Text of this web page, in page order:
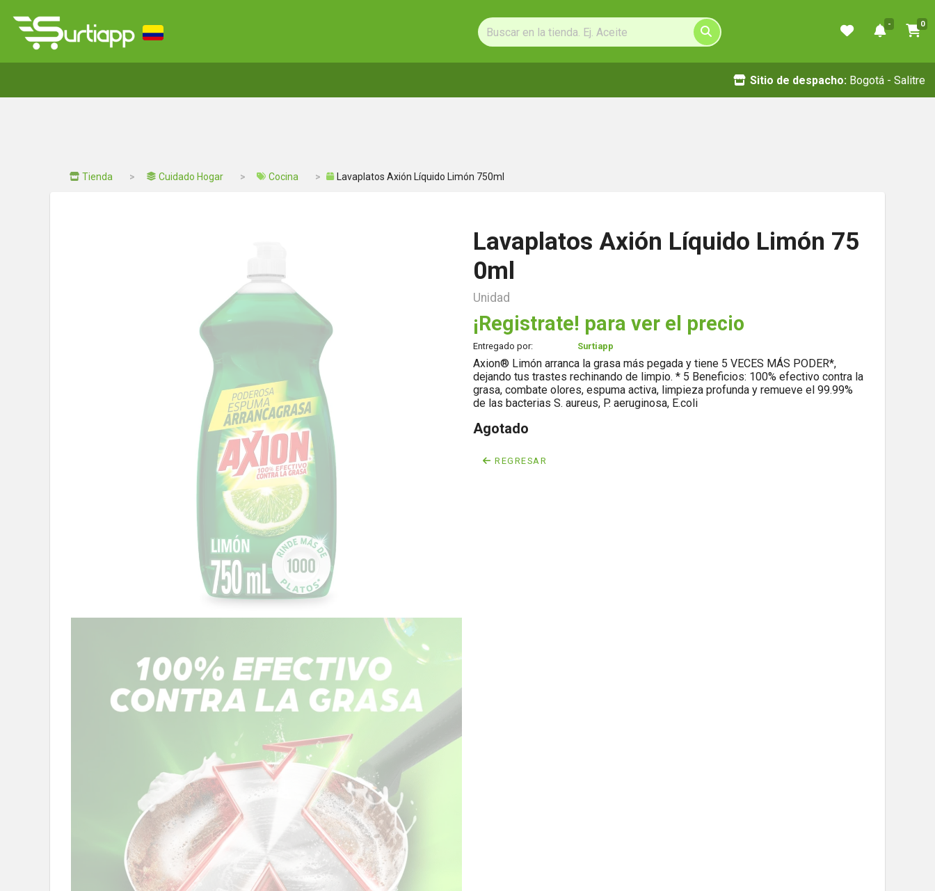
- 0
Sitio de despacho: Bogotá - Salitre
Tienda Cuidado Hogar Cocina Lavaplatos Axión Líquido Limón 750ml
Lavaplatos Axión Líquido Limón 75
0ml
Unidad
¡Registrate! para ver el precio
Entregado por: Surtiapp
Axion® Limón arranca la grasa más pegada y tiene 5 VECES MÁS PODER*,
dejando tus trastes rechinando de limpio. * 5 Beneficios: 100% efectivo contra la
grasa, combate olores, espuma activa, limpieza profunda y remueve el 99.99%
de las bacterias S. aureus, P. aeruginosa, E.coli
Agotado
REGRESAR